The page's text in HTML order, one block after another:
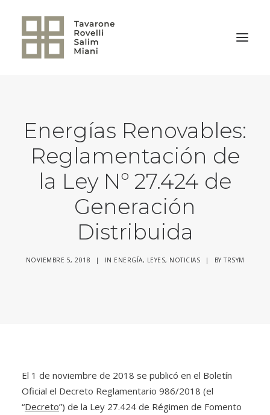
Energías Renovables:
Reglamentación de
la Ley Nº 27.424 de
Generación
Distribuida
NOVIEMBRE 5, 2018 | IN ENERGÍA, LEYES, NOTICIAS | BYTRSYM
El 1 de noviembre de 2018 se publicó en el Boletín
Oficial el Decreto Reglamentario 986/2018 (el
“Decreto”) de la Ley 27.424 de Régimen de Fomento